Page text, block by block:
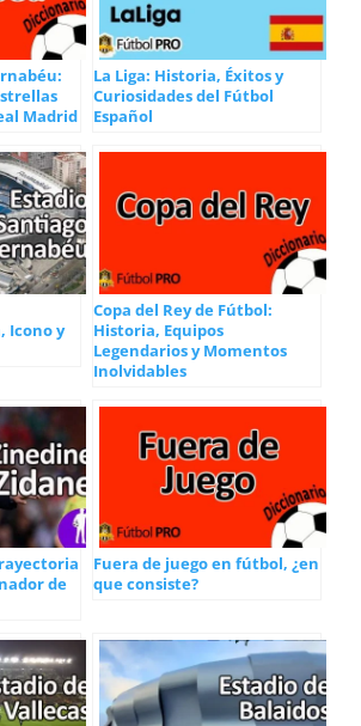
Madrid
La Liga: Historia, Éxitos y
Curiosidades del Fútbol
Español
Icono y
Copa del Rey de Fútbol:
Historia, Equipos
Legendarios y Momentos
Inolvidables
de
Fuera de juego en fútbol, ¿en
que consiste?